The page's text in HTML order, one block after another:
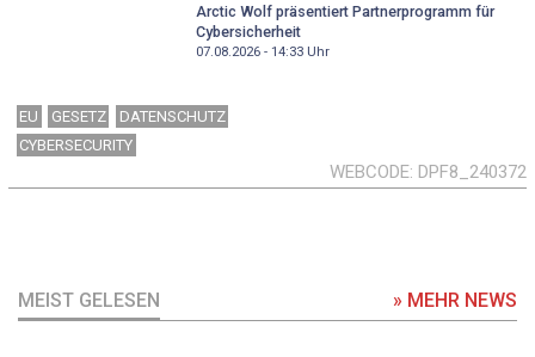
Arctic Wolf präsentiert Partnerprogramm für
Cybersicherheit
07.08.2026 - 14:33Uhr
EU GESETZ
DATENSCHUTZ
CYBERSECURITY
WEBCODE DPF8_240372
MEIST GELESEN » MEHR NEWS